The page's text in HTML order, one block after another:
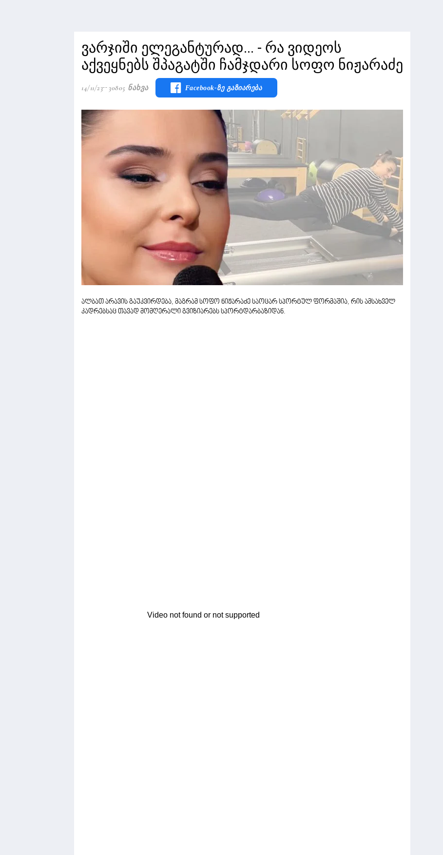
ვარჯიში ელეგანტურად... - რა ვიდეოს
აქვეყნებს შპაგატში ჩამჯდარი სოფო ნიჟარაძე
14/11/23 30805 Ნახვა Facebook-Ზე Გაზიარება
ალბათ არავის გაუკვირდება, მაგრამ სოფო ნიჟარაძე საოცარ სპორტულ ფორმაშია, რის ამსახველ
კადრებსაც თავად მომღერალი გვიზიარებს სპორტდარბაზიდან.